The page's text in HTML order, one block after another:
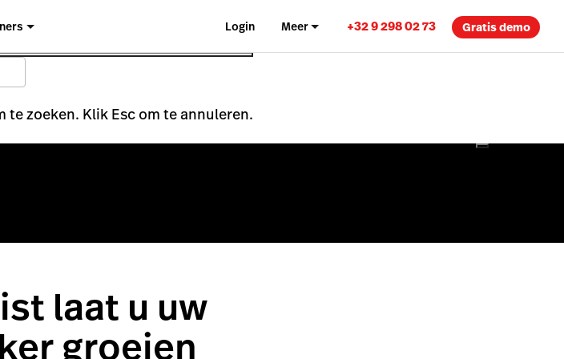
Login Meer +32 9 298 02 73 Gratis demo
te zoeken. Klik Esc om te annuleren.
laat u uw
groeien